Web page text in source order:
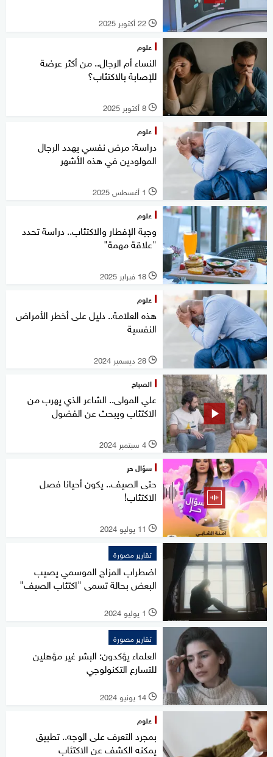
l 22 أكتوبر 2025
علوم
النساء أم الرجال.. من أكثر عرضة
للإصابة بالاكتئاب؟
l 8 أكتوبر 2025
علوم
دراسة: مرض نفسي يهدد الرجال
المولودين في هذه الأشهر
l 1 أغسطس 2025
علوم
وجبة الإفطار والاكتئاب.. دراسة تحدد
"علاقة مهمة"
l 18 فبراير 2025
علوم
هذه العلامة.. دليل على أخطر الأمراض
النفسية
l 28 ديسمبر 2024
الصباح
علي المولى.. الشاعر الذي يهرب من
الاكتئاب ويبحث عن الفضول
l 4 سبتمبر 2024
سؤال حر
حتى الصيف.. يكون أحيانا فصل
الاكتئاب!
l 11 يوليو 2024
تقارير مصورة
اضطراب المزاج الموسمي يصيب
البعض بحالة تسمى "اكتئاب الصيف"
l 1 يوليو 2024
تقارير مصورة
العلماء يؤكدون: البشر غير مؤهلين
للتسارع التكنولوجي
l 14 يونيو 2024
علوم
بمجرد التعرف على الوجه.. تطبيق
يمكنه الكشف عن الاكتئاب